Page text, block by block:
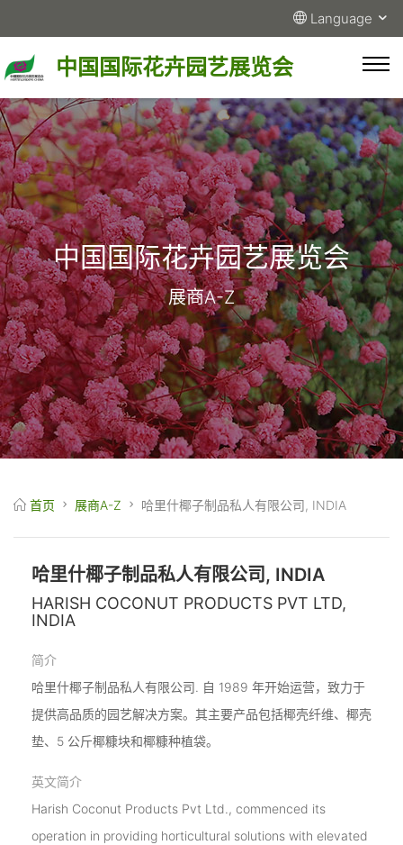
Language
中国国际花卉园艺展览会
中国国际花卉园艺展览会
展商A-Z
首页 展商A-Z 哈里什椰子制品私人有限公司, INDIA
哈里什椰子制品私人有限公司, INDIA
HARISH COCONUT PRODUCTS PVT LTD,
INDIA
简介
哈里什椰子制品私人有限公司. 自 1989 年开始运营，致力于
提供高品质的园艺解决方案。其主要产品包括椰壳纤维、椰壳
垫、5 公斤椰糠块和椰糠种植袋。
英文简介
Harish Coconut Products Pvt Ltd., commenced its
operation in providing horticultural solutions with elevated